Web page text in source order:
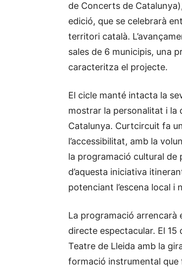
de Concerts de
edició, que se celebrarà
territori català.
sales de 6 municipis, una
caracteritza el projecte.
El cicle manté intacta la
mostrar la personalitat i la
Catalunya. Curtcircuit fa
l’accessibilitat, amb la
la programació cultural de
d’aquesta iniciativa
potenciant l’escena local i
La programació arrencarà
directe espectacular. El
Teatre de Lleida amb la
formació instrumental que